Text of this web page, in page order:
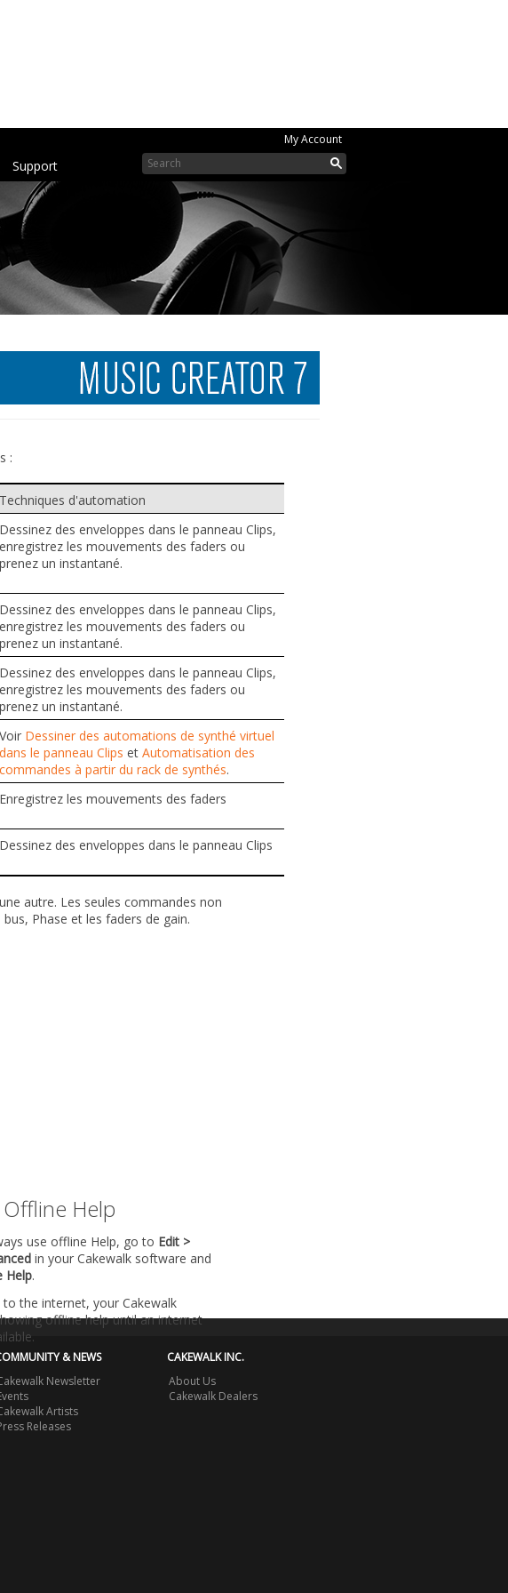
My Account
Support
:
Techniques d'automation
Dessinez des enveloppes dans le panneau Clips,
enregistrez les mouvements des faders ou
prenez un instantané.
Dessinez des enveloppes dans le panneau Clips,
enregistrez les mouvements des faders ou
prenez un instantané.
Dessinez des enveloppes dans le panneau Clips,
enregistrez les mouvements des faders ou
prenez un instantané.
Voir Dessiner des automations de synthé virtuel
dans le panneau Clips et Automatisation des
commandes à partir du rack de synthés.
Enregistrez les mouvements des faders
Dessinez des enveloppes dans le panneau Clips
autre. Les seules commandes non
bus, Phase et les faders de gain.
Help
use offline Help, go to Edit >
in your Cakewalk software and
Help.
the internet, your Cakewalk
offline help until an internet
& NEWS
Newsletter
Artists
Releases
CAKEWALK INC.
About Us
Cakewalk Dealers